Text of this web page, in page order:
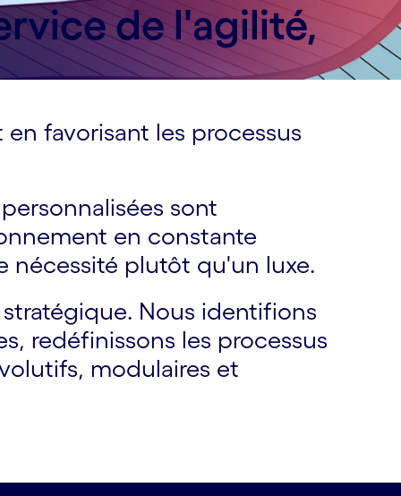
de l'agilité,
favorisant les processus
sont
en constante
nécessité plutôt qu'un luxe.
Nous identifions
redéfinissons les processus
modulaires et